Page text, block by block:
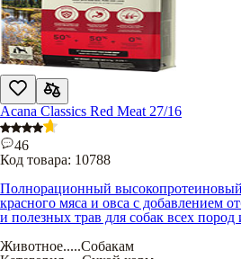
Acana Classics Red Meat 27/16
46
Код товара: 10788
Полнорационный
красного мяса и овса с добавлением
и полезных трав для собак всех пород
Животное.....Собакам